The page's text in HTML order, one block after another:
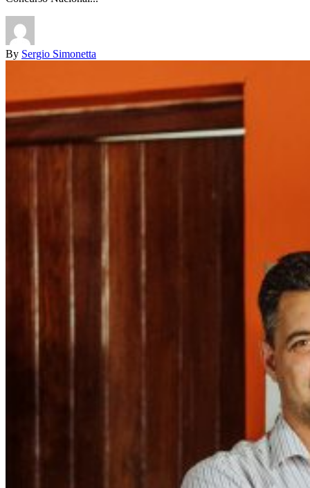
By Sergio Simonetta